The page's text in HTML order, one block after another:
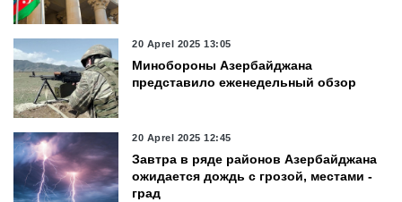
20 Aprel 2025 13:05
Минобороны Азербайджана
представило еженедельный обзор
20 Aprel 2025 12:45
Завтра в ряде районов Азербайджана
ожидается дождь с грозой, местами -
град